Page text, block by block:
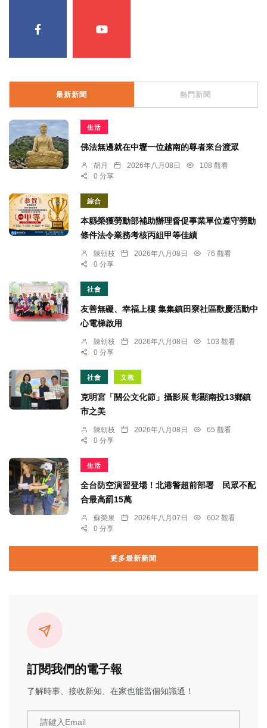
最新新聞 熱門新聞
生活
佛法無邊就在中壢一位越南的尊者來台渡眾
胡月 2026年八月08日
108 觀看
0 分享
綜合
本縣榮獲勞動部補助辦理督促事業單位遵守勞動
條件法令業務考核丙組甲等佳績
陳朝枝 2026年八月08日
76 觀看
0 分享
社會
友善無礙、幸福上樓 集集鎮田寮社區歡慶活動中
心電梯啟用
陳朝枝 2026年八月08日
103 觀看
0 分享
社會 文教
克明宮「關公文化節」攝影展 彰顯南投13鄉鎮
市之美
陳朝枝 2026年八月08日
65 觀看
0 分享
生活
全台防空演習登場！北港警超前部署 民眾不配
合最高罰15萬
蘇榮泉 2026年八月07日
602 觀看
0 分享
更多最新新聞
訂閱我們的電子報
了解時事、接收新知、在家也能當個知識通！
請鍵入Email